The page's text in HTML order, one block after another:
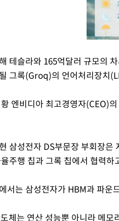
테슬라와 165억달러 규모의
그록(Groq)의 언어처리장치
엔비디아 최고경영자(CEO)
삼성전자 DS부문장 부회장은
주행 칩과 그록 칩에서 협력
서는 삼성전자가 HBM과 파운
체는 연산 성능뿐 아니라 메